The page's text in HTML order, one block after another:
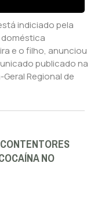
indiciado pela
e o filho, anunciou
publicado na
Regional de
NO